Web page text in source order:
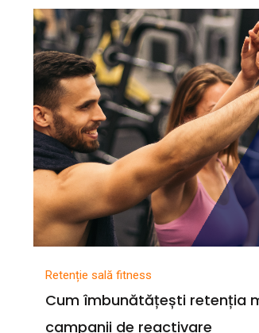
Retenție sală fitness
Cum îmbunătățești retenția
campanii de reactivare